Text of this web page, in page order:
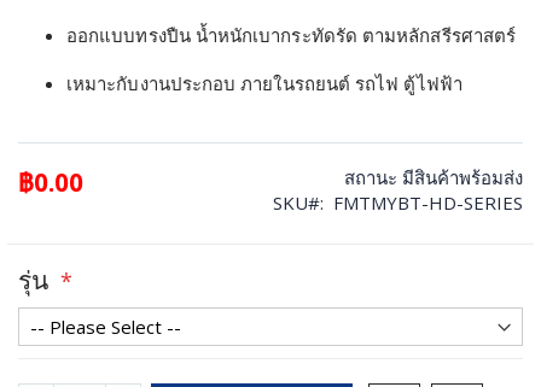
ออกแบบทรงปืน น้ำหนักเบากระทัดรัด ตามหลักสรีรศาสตร์
เหมาะกับงานประกอบ ภายในรถยนต์ รถไฟ ตู้ไฟฟ้า
฿0.00 สถานะ มีสินค้าพร้อมส่ง
SKU
FMTMYBT-HD-SERIES
รุ่น